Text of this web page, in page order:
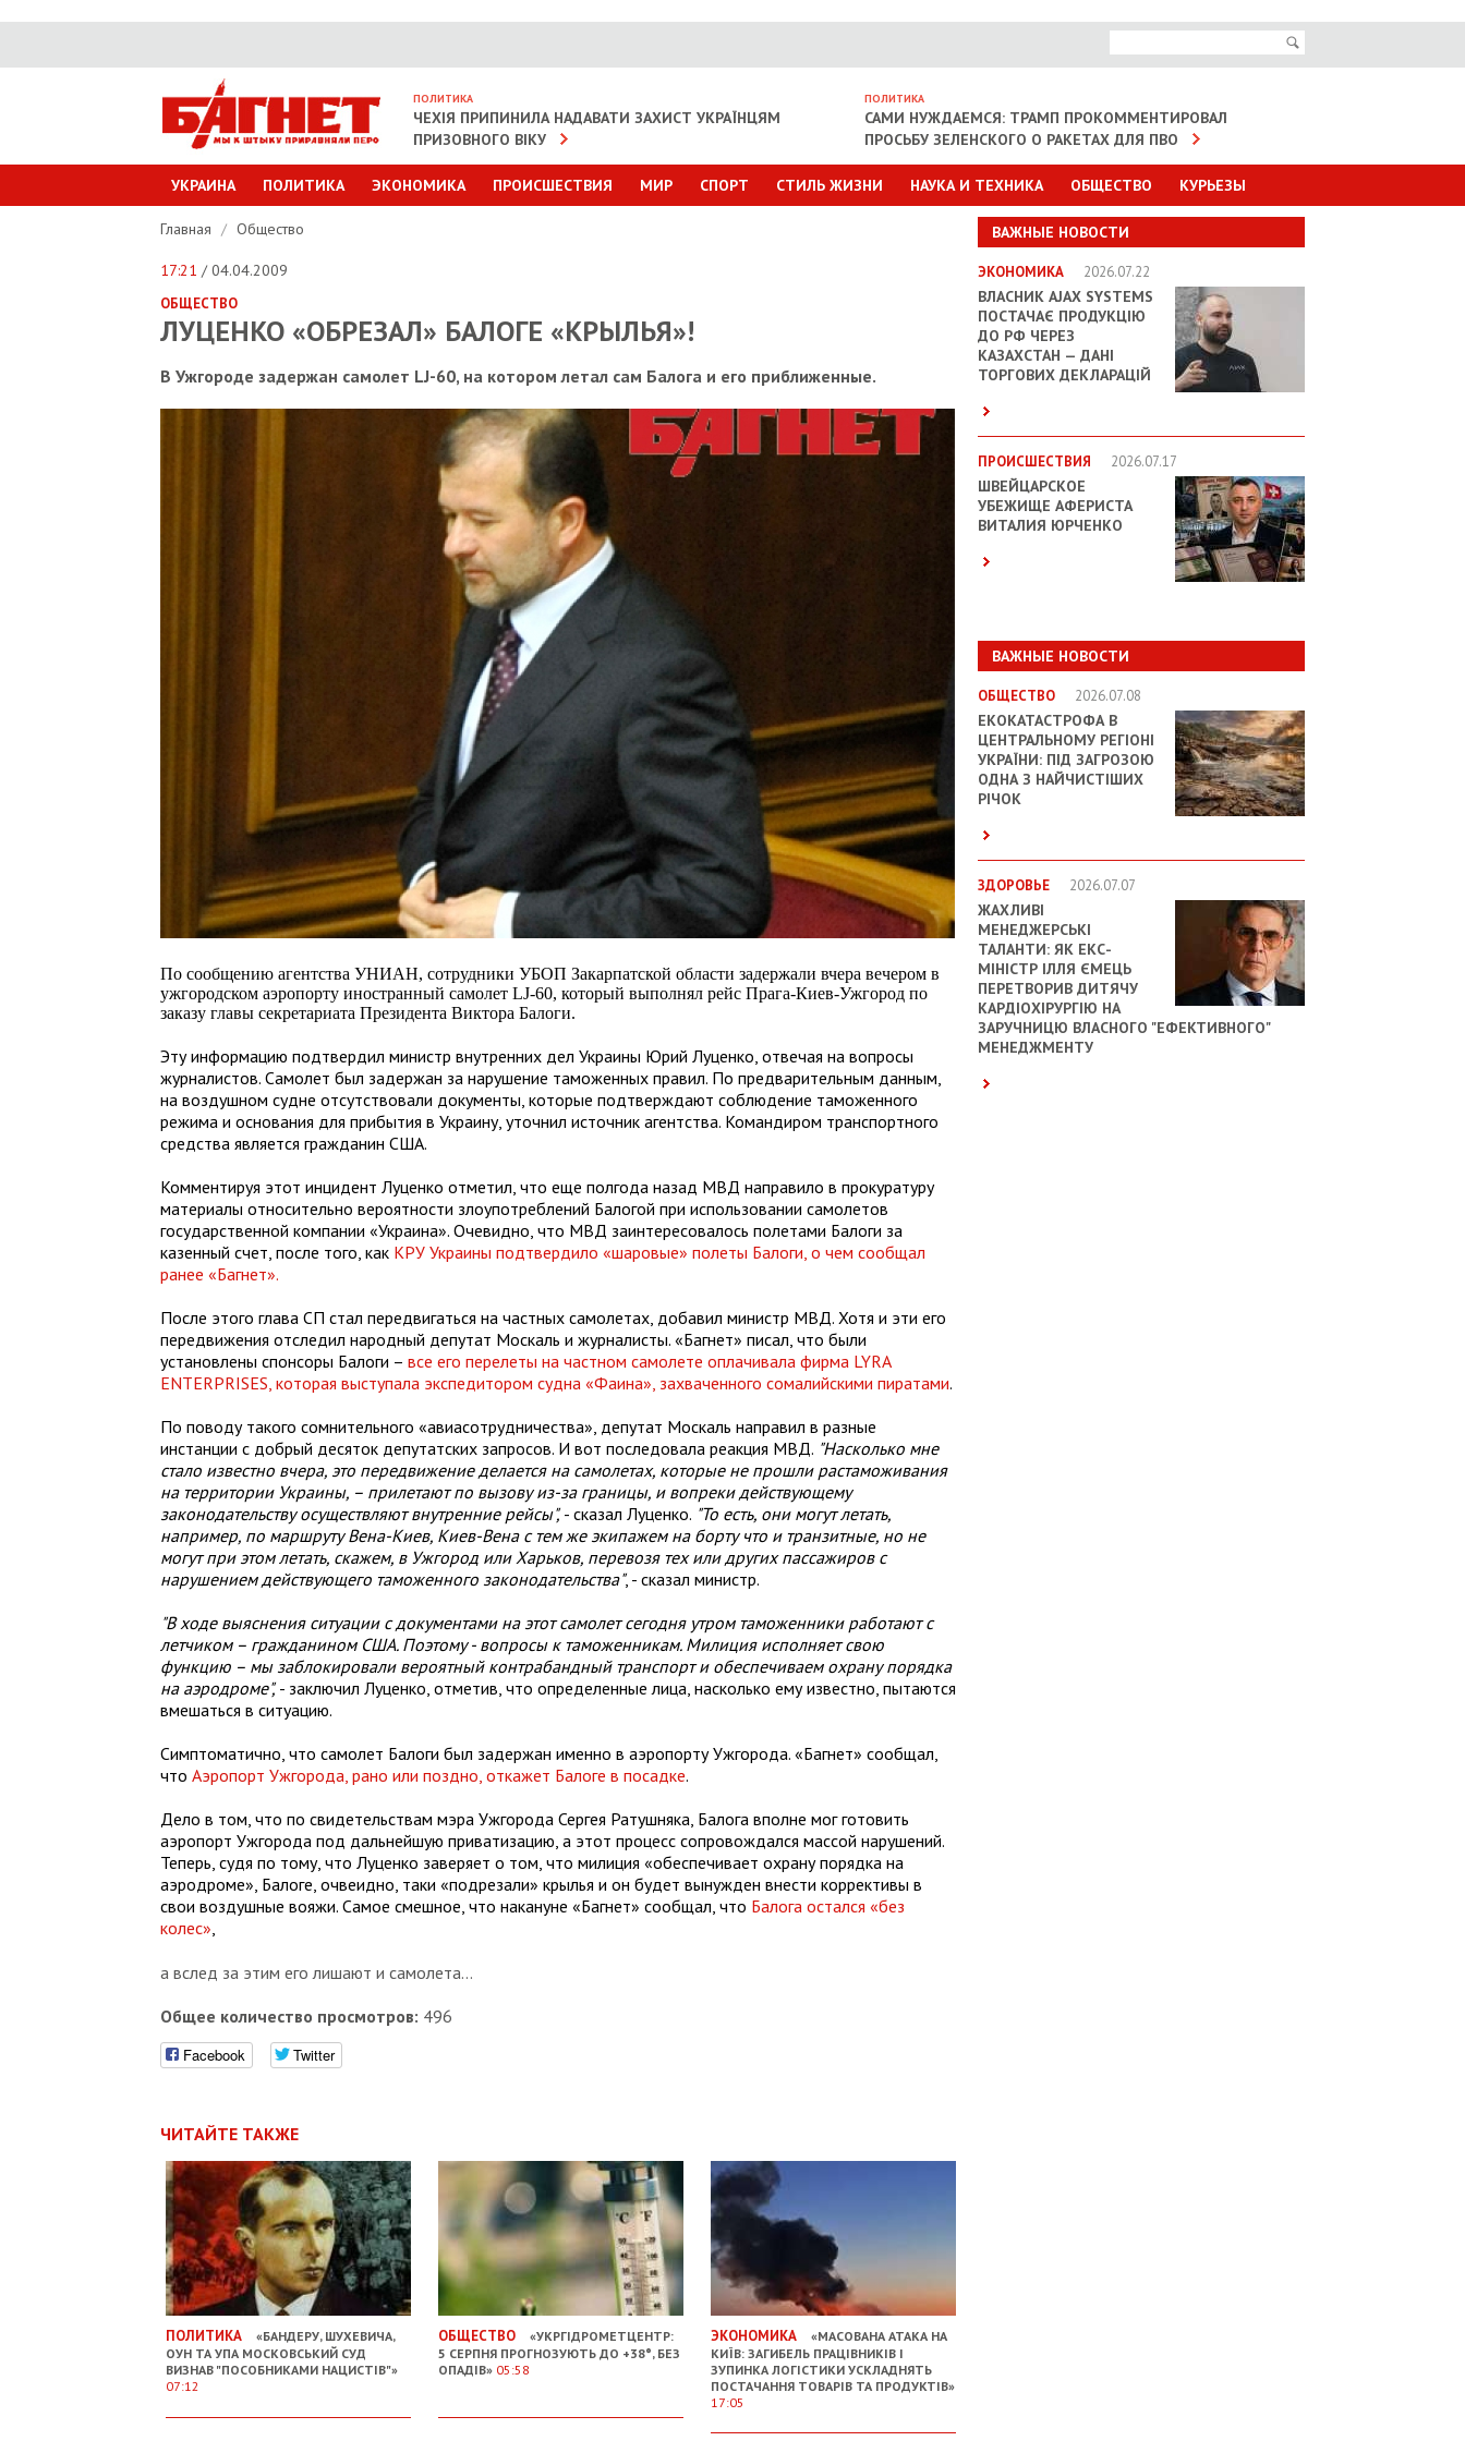
ПОЛИТИКА
ЧЕХІЯ ПРИПИНИЛА НАДАВАТИ ЗАХИСТ УКРАЇНЦЯМ
ПРИЗОВНОГО ВІКУ
ПОЛИТИКА
САМИ НУЖДАЕМСЯ: ТРАМП ПРОКОММЕНТИРОВАЛ
ПРОСЬБУ ЗЕЛЕНСКОГО О РАКЕТАХ ДЛЯ ПВО
УКРАИНА ПОЛИТИКА ЭКОНОМИКА ПРОИСШЕСТВИЯ МИР СПОРТ СТИЛЬ ЖИЗНИ НАУКА И ТЕХНИКА ОБЩЕСТВО КУРЬЕЗЫ
ВАЖНЫЕ НОВОСТИ
ЭКОНОМИКА 2026.07.22
ВЛАСНИК AJAX SYSTEMS
ПОСТАЧАЄ ПРОДУКЦІЮ
ДО РФ ЧЕРЕЗ
КАЗАХСТАН — ДАНІ
ТОРГОВИХ ДЕКЛАРАЦІЙ
ПРОИСШЕСТВИЯ 2026.07.17
ШВЕЙЦАРСКОЕ
УБЕЖИЩЕ АФЕРИСТА
ВИТАЛИЯ ЮРЧЕНКО
ВАЖНЫЕ НОВОСТИ
ОБЩЕСТВО 2026.07.08
ЕКОКАТАСТРОФА В
ЦЕНТРАЛЬНОМУ РЕГІОНІ
УКРАЇНИ: ПІД ЗАГРОЗОЮ
ОДНА З НАЙЧИСТІШИХ
РІЧОК
ЗДОРОВЬЕ 2026.07.07
ЖАХЛИВІ
МЕНЕДЖЕРСЬКІ
ТАЛАНТИ: ЯК ЕКС-
МІНІСТР ІЛЛЯ ЄМЕЦЬ
ПЕРЕТВОРИВ ДИТЯЧУ
КАРДІОХІРУРГІЮ НА
ЗАРУЧНИЦЮ ВЛАСНОГО "ЕФЕКТИВНОГО"
МЕНЕДЖМЕНТУ
Главная / Общество
17:21 / 04.04.2009
ОБЩЕСТВО
ЛУЦЕНКО «ОБРЕЗАЛ» БАЛОГЕ «КРЫЛЬЯ»!
В Ужгороде задержан самолет LJ-60, на котором летал сам Балога и его приближенные.
По сообщению агентства УНИАН, сотрудники УБОП Закарпатской области задержали вчера вечером в
ужгородском аэропорту иностранный самолет LJ-60, который выполнял рейс Прага-Киев-Ужгород по
заказу главы секретариата Президента Виктора Балоги.
Эту информацию подтвердил министр внутренних дел Украины Юрий Луценко, отвечая на вопросы
журналистов. Самолет был задержан за нарушение таможенных правил. По предварительным данным,
на воздушном судне отсутствовали документы, которые подтверждают соблюдение таможенного
режима и основания для прибытия в Украину, уточнил источник агентства. Командиром транспортного
средства является гражданин США.
Комментируя этот инцидент Луценко отметил, что еще полгода назад МВД направило в прокуратуру
материалы относительно вероятности злоупотреблений Балогой при использовании самолетов
государственной компании «Украина». Очевидно, что МВД заинтересовалось полетами Балоги за
казенный счет, после того, как КРУ Украины подтвердило «шаровые» полеты Балоги, о чем сообщал
ранее «Багнет».
После этого глава СП стал передвигаться на частных самолетах, добавил министр МВД. Хотя и эти его
передвижения отследил народный депутат Москаль и журналисты. «Багнет» писал, что были
установлены спонсоры Балоги – все его перелеты на частном самолете оплачивала фирма LYRA
ENTERPRISES, которая выступала экспедитором судна «Фаина», захваченного сомалийскими пиратами.
По поводу такого сомнительного «авиасотрудничества», депутат Москаль направил в разные
инстанции с добрый десяток депутатских запросов. И вот последовала реакция МВД. "Насколько мне
стало известно вчера, это передвижение делается на самолетах, которые не прошли растаможивания
на территории Украины, – прилетают по вызову из-за границы, и вопреки действующему
законодательству осуществляют внутренние рейсы", - сказал Луценко. "То есть, они могут летать,
например, по маршруту Вена-Киев, Киев-Вена с тем же экипажем на борту что и транзитные, но не
могут при этом летать, скажем, в Ужгород или Харьков, перевозя тех или других пассажиров с
нарушением действующего таможенного законодательства", - сказал министр.
"В ходе выяснения ситуации с документами на этот самолет сегодня утром таможенники работают с
летчиком – гражданином США. Поэтому - вопросы к таможенникам. Милиция исполняет свою
функцию – мы заблокировали вероятный контрабандный транспорт и обеспечиваем охрану порядка
на аэродроме", - заключил Луценко, отметив, что определенные лица, насколько ему известно, пытаются
вмешаться в ситуацию.
Симптоматично, что самолет Балоги был задержан именно в аэропорту Ужгорода. «Багнет» сообщал,
что Аэропорт Ужгорода, рано или поздно, откажет Балоге в посадке.
Дело в том, что по свидетельствам мэра Ужгорода Сергея Ратушняка, Балога вполне мог готовить
аэропорт Ужгорода под дальнейшую приватизацию, а этот процесс сопровождался массой нарушений.
Теперь, судя по тому, что Луценко заверяет о том, что милиция «обеспечивает охрану порядка на
аэродроме», Балоге, очвеидно, таки «подрезали» крылья и он будет вынужден внести коррективы в
свои воздушные вояжи. Самое смешное, что накануне «Багнет» сообщал, что Балога остался «без
колес»,
а вслед за этим его лишают и самолета...
Общее количество просмотров: 496
Facebook Twitter
ЧИТАЙТЕ ТАКЖЕ
ПОЛИТИКА
«БАНДЕРУ, ШУХЕВИЧА,
ОУН ТА УПА МОСКОВСЬКИЙ СУД
ВИЗНАВ "ПОСОБНИКАМИ НАЦИСТІВ"»
07:12
ОБЩЕСТВО
«УКРГІДРОМЕТЦЕНТР:
5 СЕРПНЯ ПРОГНОЗУЮТЬ ДО +38°, БЕЗ
ОПАДІВ» 05:58
ЭКОНОМИКА
«МАСОВАНА АТАКА НА
КИЇВ: ЗАГИБЕЛЬ ПРАЦІВНИКІВ І
ЗУПИНКА ЛОГІСТИКИ УСКЛАДНЯТЬ
ПОСТАЧАННЯ ТОВАРІВ ТА ПРОДУКТІВ»
17:05